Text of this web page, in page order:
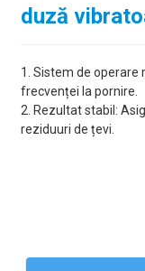
duză
1. Sistem de
frecvenței la pornire.
2. Rezultat stabil:
reziduuri de țevi.